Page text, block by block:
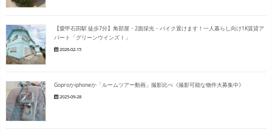
【愛甲石田駅 徒歩7分】角部屋・2面採光・バイク置けます！一人暮らし向け1K賃貸ア
パート「グリーンウインズⅠ」
2026-02-15
Goproかiphoneか「ルームツアー動画」撮影比べ《撮影可能な物件大募集中》
2025-09-28